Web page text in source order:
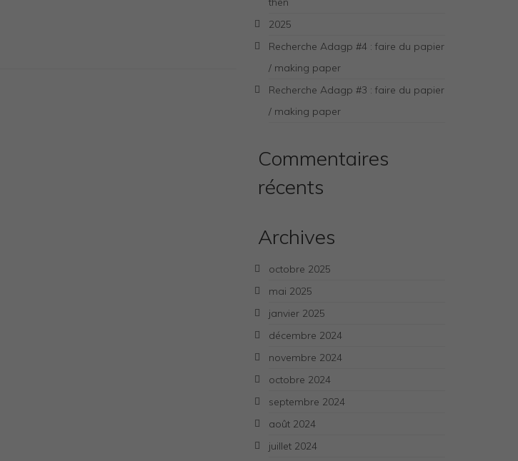
2025
Recherche Adagp #4 : faire du papier
/ making paper
Recherche Adagp #3 : faire du papier
/ making paper
Commentaires
récents
Archives
octobre 2025
mai 2025
janvier 2025
décembre 2024
novembre 2024
octobre 2024
septembre 2024
août 2024
juillet 2024